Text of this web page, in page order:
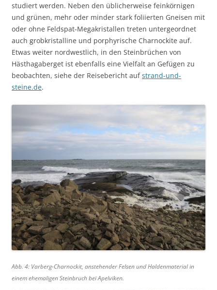
studiert werden. Neben den üblicherweise feinkörnigen
und grünen, mehr oder minder stark foliierten Gneisen mit
oder ohne Feldspat-Megakristallen treten untergeordnet
auch grobkristalline und porphyrische Charnockite auf.
Etwas weiter nordwestlich, in den Steinbrüchen von
Hästhagaberget ist ebenfalls eine Vielfalt an Gefügen zu
beobachten, siehe der Reisebericht aufstrand-und-
steine.de.
Abb. 4: Varberg-Charnockit, anstehender Felsen und Haldenmaterial in
einem ehemaligen Steinbruch bei Apelviken.